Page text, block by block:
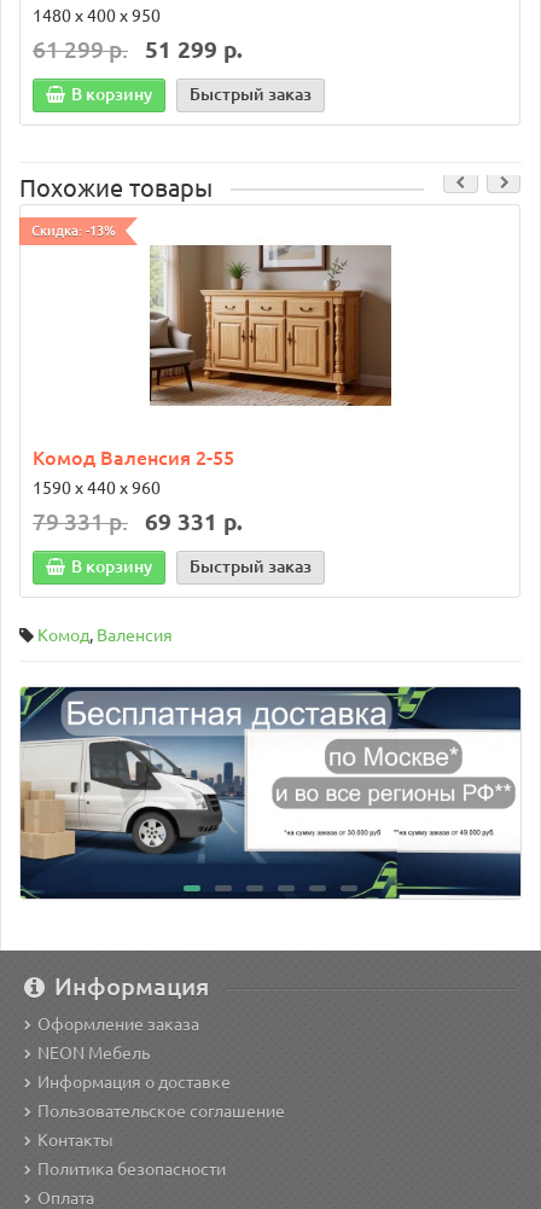
1480 х 400 х 950
61 299 р. 51 299 р.
В корзину Быстрый заказ
Похожие товары
Скидка: -13%
Комод Валенсия 2-55
1590 х 440 х 960
79 331 р. 69 331 р.
В корзину Быстрый заказ
Комод, Валенсия
Информация
Оформление заказа
NEON Мебель
Информация о доставке
Пользовательское соглашение
Контакты
Политика безопасности
Оплата